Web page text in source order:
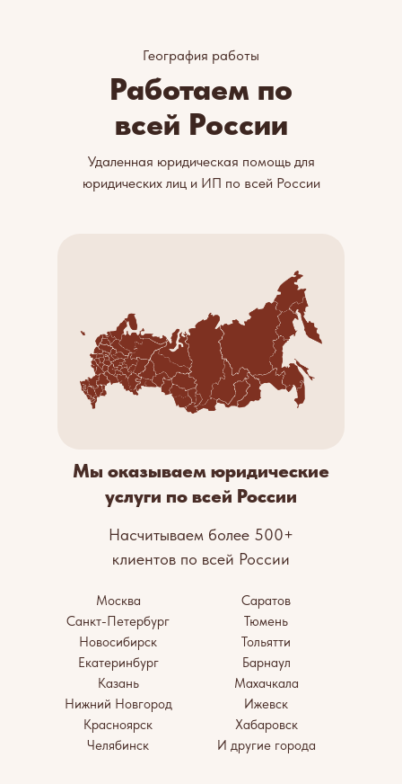
Работаем по
всей России
География работы
Удаленная юридическая помощь для
юридических лиц и ИП по всей России
Мы оказываем юридические
услуги по всей России
Москва
Санкт-Петербург
Новосибирск
Екатеринбург
Казань
Нижний Новгород
Красноярск
Челябинск
Саратов
Тюмень
Тольятти
Барнаул
Махачкала
Ижевск
Хабаровск
И другие города
Насчитываем более 500+
клиентов по всей России